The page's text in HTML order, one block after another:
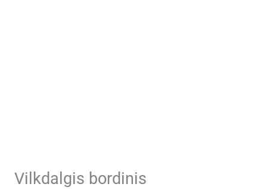
Vilkdalgis bordinis